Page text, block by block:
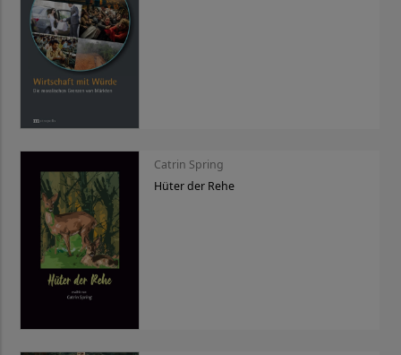
Catrin Spring
Hüter der Rehe